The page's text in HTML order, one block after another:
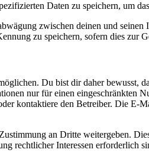
Daten zu speichern, um
zwischen deinen und
zu speichern, sofern dies zur
Du bist dir daher
nur für einen eingeschränkten
kontaktiere den Betreiber. Die
an Dritte weitergeben.
rechtlicher Interessen erforderlich